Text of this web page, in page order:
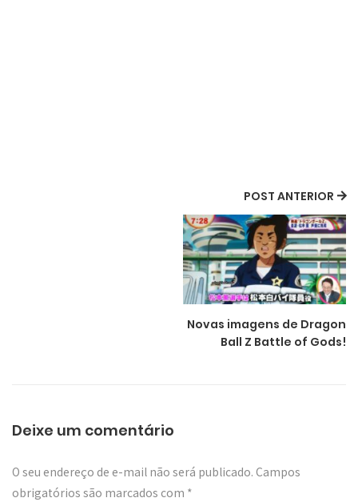
POST ANTERIOR
Novas imagens de Dragon
Ball Z Battle of Gods!
Deixe um comentário
O seu endereço de e-mail não será publicado. Campos
obrigatórios são marcados com *